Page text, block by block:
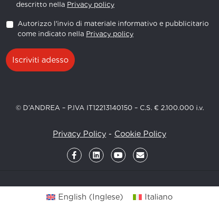
descritto nella Privacy policy
Autorizzo l'invio di materiale informativo e pubblicitario
come indicato nella Privacy policy
Iscriviti adesso
© D’ANDREA – P.IVA IT12213140150 – C.S. € 2.100.000 i.v.
Privacy Policy - Cookie Policy
English (Inglese) Italiano